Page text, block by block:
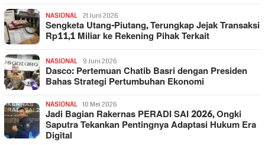
NASIONAL 21 Juni 2026
Sengketa Utang-Piutang, Terungkap Jejak Transaksi
Rp11,1 Miliar ke Rekening Pihak Terkait
NASIONAL 9 Juni 2026
Dasco: Pertemuan Chatib Basri dengan Presiden
Bahas Strategi Pertumbuhan Ekonomi
NASIONAL 10 Mei 2026
Jadi Bagian Rakernas PERADI SAI 2026, Ongki
Saputra Tekankan Pentingnya Adaptasi Hukum Era
Digital